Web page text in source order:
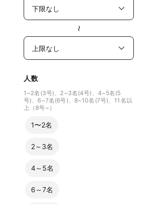
〜
人数
1~2名(3号)、2~3名(4号)、4~5名(5
号)、6~7名(6号)、8~10名(7号)、11名以
上（8号~）
1〜2名
2～3名
4～5名
6～7名